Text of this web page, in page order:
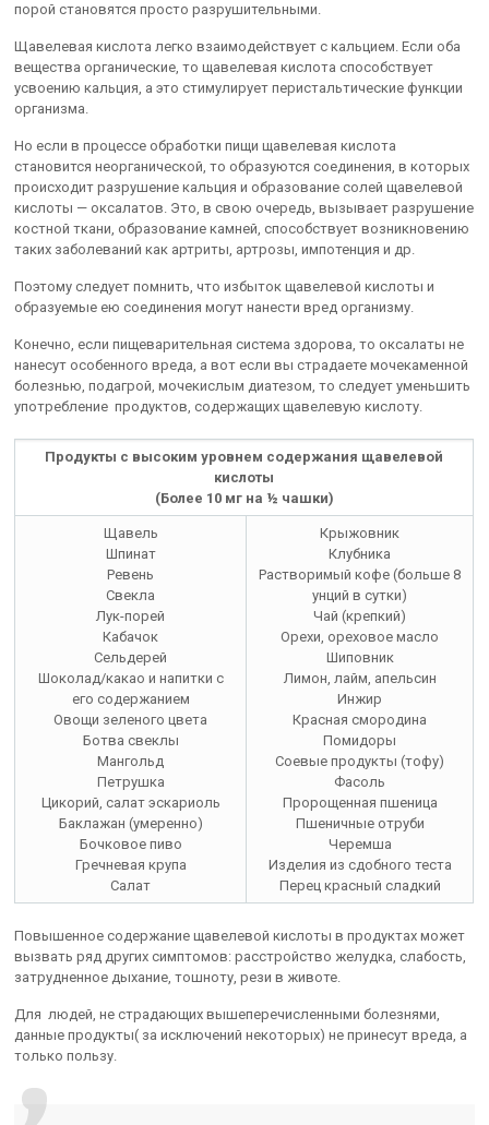
порой становятся просто разрушительными.
Щавелевая кислота легко взаимодействует с кальцием. Если оба
вещества органические, то щавелевая кислота способствует
усвоению кальция, а это стимулирует перистальтические функции
организма.
Но если в процессе обработки пищи щавелевая кислота
становится неорганической, то образуются соединения, в которых
происходит разрушение кальция и образование солей щавелевой
кислоты — оксалатов. Это, в свою очередь, вызывает разрушение
костной ткани, образование камней, способствует возникновению
таких заболеваний как артриты, артрозы, импотенция и др.
Поэтому следует помнить, что избыток щавелевой кислоты и
образуемые ею соединения могут нанести вред организму.
Конечно, если пищеварительная система здорова, то оксалаты не
нанесут особенного вреда, а вот если вы страдаете мочекаменной
болезнью, подагрой, мочекислым диатезом, то следует уменьшить
употребление продуктов, содержащих щавелевую кислоту.
Продукты с высоким уровнем содержания щавелевой
кислоты
(Более 10 мг на ½ чашки)
Щавель
Шпинат
Ревень
Свекла
Лук-порей
Кабачок
Сельдерей
Шоколад/какао и напитки с
его содержанием
Овощи зеленого цвета
Ботва свеклы
Мангольд
Петрушка
Цикорий, салат эскариоль
Баклажан (умеренно)
Бочковое пиво
Гречневая крупа
Салат
Крыжовник
Клубника
Растворимый кофе (больше 8
унций в сутки)
Чай (крепкий)
Орехи, ореховое масло
Шиповник
Лимон, лайм, апельсин
Инжир
Красная смородина
Помидоры
Соевые продукты (тофу)
Фасоль
Пророщенная пшеница
Пшеничные отруби
Черемша
Изделия из сдобного теста
Перец красный сладкий
Повышенное содержание щавелевой кислоты в продуктах может
вызвать ряд других симптомов: расстройство желудка, слабость,
затрудненное дыхание, тошноту, рези в животе.
Для людей, не страдающих вышеперечисленными болезнями,
данные продукты( за исключений некоторых) не принесут вреда, а
только пользу.